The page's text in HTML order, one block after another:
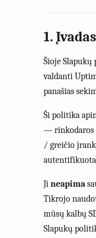
1. Įvadas
Šioje Slapukų
valdanti
panašias
Ši politika
— rinkodaros
/ greičio
Jineapima
Tikrojo
mūsų kalbų
Slapukų